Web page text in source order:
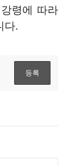
령에 따라
다.